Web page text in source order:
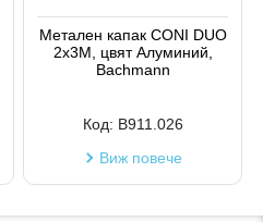
Метален капак CONI DUO
2x3M, цвят Алуминий,
Bachmann
Код: B911.026
Виж повече